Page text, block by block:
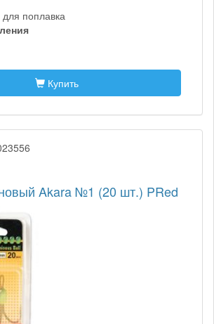
поплавка
Купить
Akara №1 (20 шт.) PRed